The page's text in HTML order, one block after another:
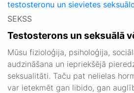
SEKSS
Testosterons un seksuālā
Mūsu fizioloģija, psiholoģija,
audzināšana un iepriekšējā
seksualitāti. Taču pat nelielas
var ietekmēt gan libido, gan